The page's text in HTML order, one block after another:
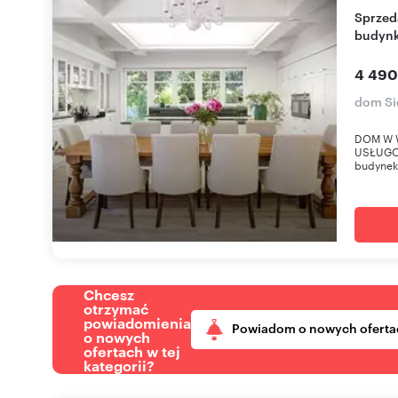
Sprzedam luksusowy dom z apartamentami i
4
dom
DOM W
Chcesz
otrzymać
powiadomienia
o nowych
ofertach w tej
kategorii?
Powiadom o nowych